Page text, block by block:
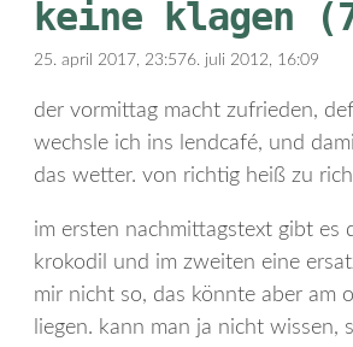
keine klagen
25. april 2017, 23:576. juli 2012, 16:09
der vormittag macht zufrieden,
wechsle ich ins lendcafé, und
das wetter. von richtig heiß zu
im ersten nachmittagstext gibt es
krokodil und im zweiten eine
mir nicht so, das könnte aber am
liegen. kann man ja nicht wissen,